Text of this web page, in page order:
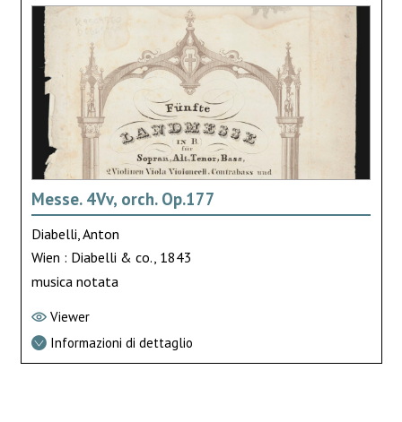
Messe. 4Vv, orch. Op.177
Diabelli, Anton
Wien : Diabelli & co., 1843
musica notata
Viewer
Informazioni di dettaglio